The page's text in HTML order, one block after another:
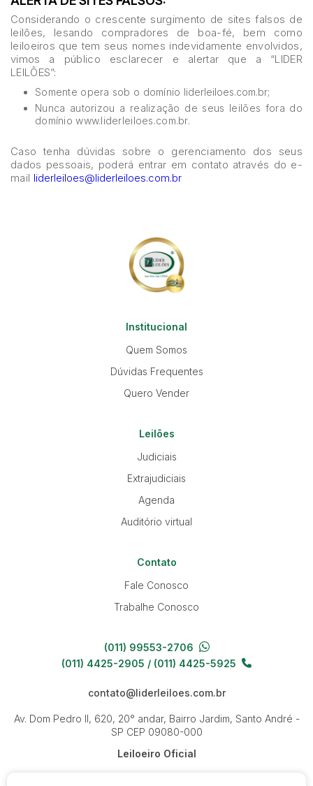
Considerando o crescente surgimento de sites falsos de
leilões, lesando compradores de boa-fé, bem como
leiloeiros que tem seus nomes indevidamente envolvidos,
vimos a público esclarecer e alertar que a “LIDER
LEILÕES”:
Somente opera sob o domínio liderleiloes.com.br;
Nunca autorizou a realização de seus leilões fora do
domínio www.liderleiloes.com.br.
Caso tenha dúvidas sobre o gerenciamento dos seus
dados pessoais, poderá entrar em contato através do e-
mail liderleiloes@liderleiloes.com.br
Institucional
Quem Somos
Dúvidas Frequentes
Quero Vender
Leilões
Judiciais
Extrajudiciais
Agenda
Auditório virtual
Contato
Fale Conosco
Trabalhe Conosco
(011) 99553-2706
(011) 4425-2905 / (011) 4425-5925
contato@liderleiloes.com.br
Av. Dom Pedro II, 620, 20° andar, Bairro Jardim, Santo André -
SP CEP 09080-000
Leiloeiro Oficial